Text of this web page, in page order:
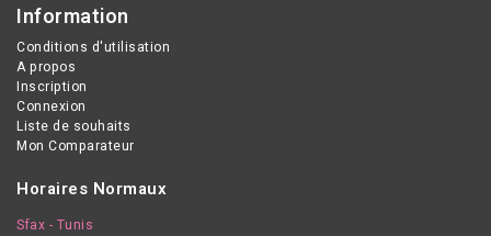
Information
Conditions d'utilisation
A propos
Inscription
Connexion
Liste de souhaits
Mon Comparateur
Horaires Normaux
Sfax - Tunis